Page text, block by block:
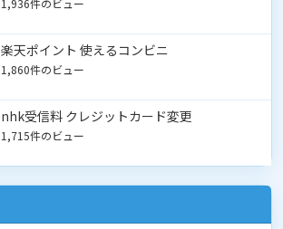
1,936件のビュー
楽天ポイント 使えるコンビニ
1,860件のビュー
nhk受信料 クレジットカード変更
1,715件のビュー